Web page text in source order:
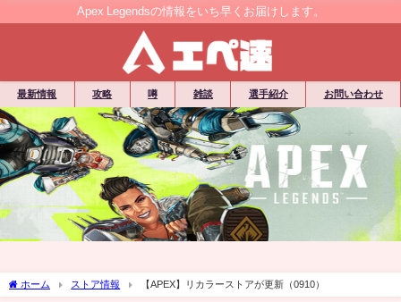
Apex Legendsの情報をいち早くお届けします。
最新情報 攻略 噂 雑談 選手紹介 お問い合わせ
ホーム ストア情報 【APEX】リカラーストアが更新（0910）